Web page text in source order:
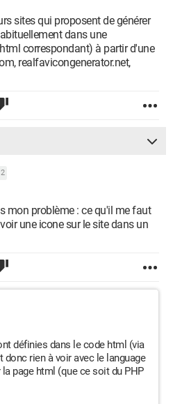
sites qui proposent de générer
dans une
correspondant) à partir d'une
realfavicongenerator.net,
2
mon problème : ce qu'il me faut
une icone sur le site dans un
définies dans le code html (via
donc rien à voir avec le language
page html (que ce soit du PHP